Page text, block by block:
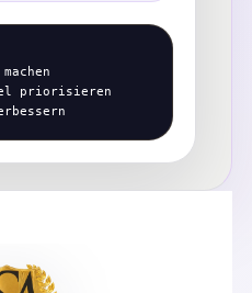
priorisieren